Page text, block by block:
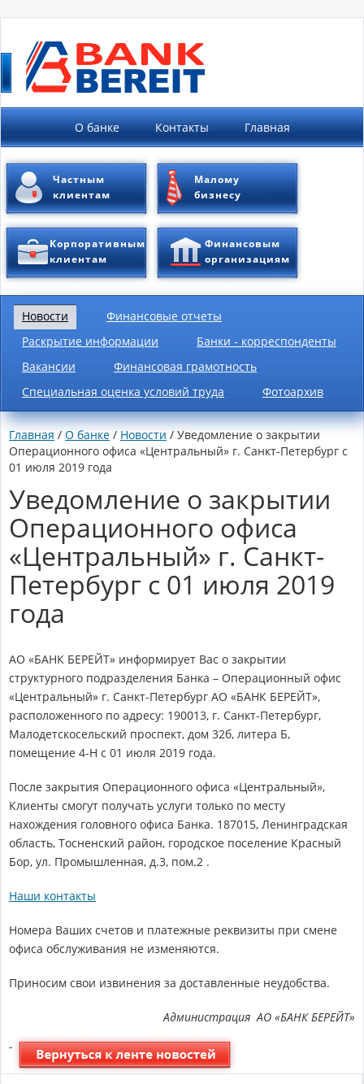
О банке Контакты Главная
Частным
клиентам
Малому
бизнесу
Корпоративным
клиентам
Финансовым
организациям
Новости
Финансовые отчеты
Раскрытие информации
Банки - корреспонденты
Вакансии
Финансовая грамотность
Специальная оценка условий труда
Фотоархив
Главная / О банке / Новости / Уведомление о закрытии
Операционного офиса «Центральный» г. Санкт-Петербург с
01 июля 2019 года
Уведомление о закрытии
Операционного офиса
«Центральный» г. Санкт-
Петербург с 01 июля 2019
года
АО «БАНК БЕРЕЙТ» информирует Вас о закрытии
структурного подразделения Банка – Операционный офис
«Центральный» г. Санкт-Петербург АО «БАНК БЕРЕЙТ»,
расположенного по адресу: 190013, г. Санкт-Петербург,
Малодетскосельский проспект, дом 32б, литера Б,
помещение 4-Н с 01 июля 2019 года.
После закрытия Операционного офиса «Центральный»,
Клиенты смогут получать услуги только по месту
нахождения головного офиса Банка. 187015, Ленинградская
область, Тосненский район, городское поселение Красный
Бор, ул. Промышленная, д.3, пом.2 .
Наши контакты
Номера Ваших счетов и платежные реквизиты при смене
офиса обслуживания не изменяются.
Приносим свои извинения за доставленные неудобства.
Администрация АО «БАНК БЕРЕЙТ»